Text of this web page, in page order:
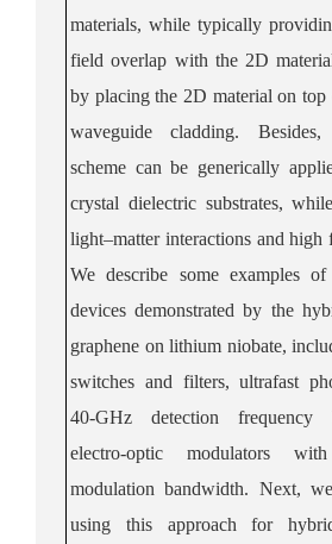
materials, while typically
field overlap with the 2D
by placing the 2D material on top
waveguide cladding.
scheme can be generically
crystal dielectric substrates,
light–matter interactions and high
We describe some examples
devices demonstrated by the
graphene on lithium niobate,
switches and filters, ultrafast
40-GHz detection frequency
electro-optic modulators
modulation bandwidth. Next, we
using this approach for